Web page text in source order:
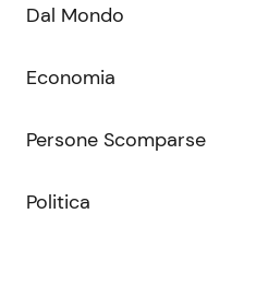
Dal Mondo
Economia
Persone Scomparse
Politica